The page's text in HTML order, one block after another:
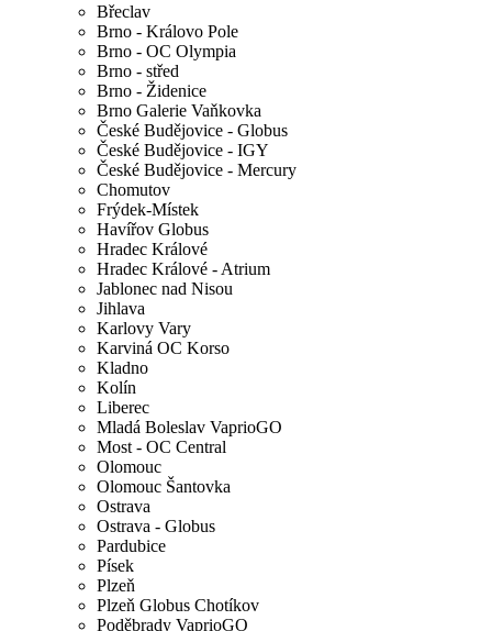
Břeclav
Brno - Královo Pole
Brno - OC Olympia
Brno - střed
Brno - Židenice
Brno Galerie Vaňkovka
České Budějovice - Globus
České Budějovice - IGY
České Budějovice - Mercury
Chomutov
Frýdek-Místek
Havířov Globus
Hradec Králové
Hradec Králové - Atrium
Jablonec nad Nisou
Jihlava
Karlovy Vary
Karviná OC Korso
Kladno
Kolín
Liberec
Mladá Boleslav VaprioGO
Most - OC Central
Olomouc
Olomouc Šantovka
Ostrava
Ostrava - Globus
Pardubice
Písek
Plzeň
Plzeň Globus Chotíkov
Poděbrady VaprioGO